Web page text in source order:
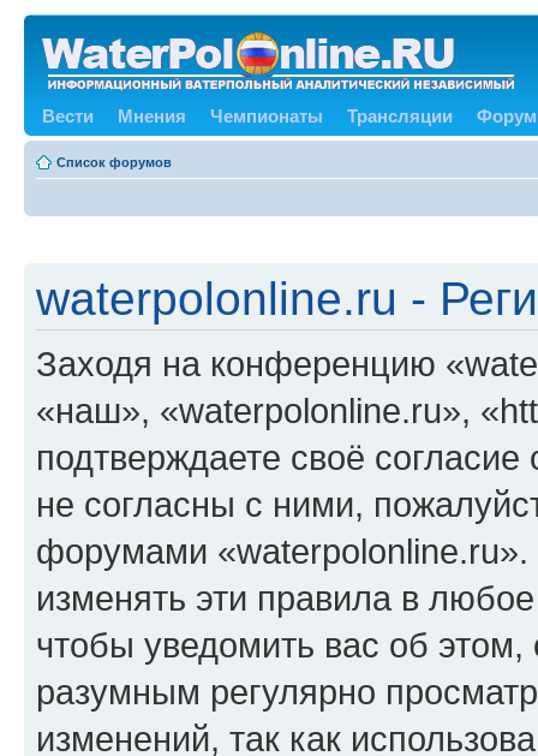
Вести Мнения Чемпионаты Трансляции Форум
Список форумов
waterpolonline.ru -
Заходя на конференцию
«наш», «waterpolonline.ru»,
подтверждаете своё
не согласны с ними,
форумами
изменять эти правила в
чтобы уведомить вас об
разумным регулярно
изменений, так как